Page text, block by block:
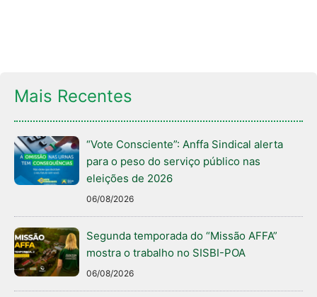
Mais Recentes
“Vote Consciente”: Anffa Sindical alerta
para o peso do serviço público nas
eleições de 2026
06/08/2026
Segunda temporada do “Missão AFFA”
mostra o trabalho no SISBI-POA
06/08/2026